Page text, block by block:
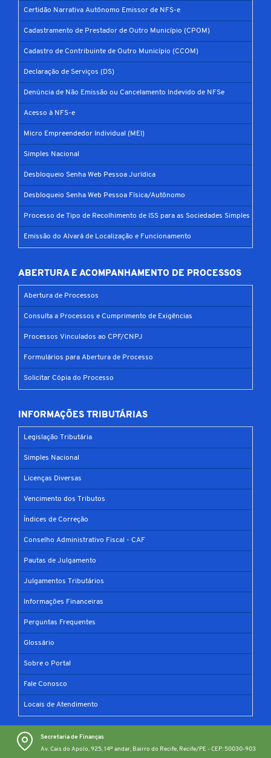
Certidão Narrativa Autônomo Emissor de NFS-e
Cadastramento de Prestador de Outro Município (CPOM)
Cadastro de Contribuinte de Outro Município (CCOM)
Declaração de Serviços (DS)
Denúncia de Não Emissão ou Cancelamento Indevido de NFSe
Acesso à NFS-e
Micro Empreendedor Individual (MEI)
Simples Nacional
Desbloqueio Senha Web Pessoa Jurídica
Desbloqueio Senha Web Pessoa Física/Autônomo
Processo de Tipo de Recolhimento de ISS para as Sociedades Simples
Emissão do Alvará de Localização e Funcionamento
ABERTURA E ACOMPANHAMENTO DE PROCESSOS
Abertura de Processos
Consulta a Processos e Cumprimento de Exigências
Processos Vinculados ao CPF/CNPJ
Formulários para Abertura de Processo
Solicitar Cópia do Processo
INFORMAÇÕES TRIBUTÁRIAS
Legislação Tributária
Simples Nacional
Licenças Diversas
Vencimento dos Tributos
Índices de Correção
Conselho Administrativo Fiscal - CAF
Pautas de Julgamento
Julgamentos Tributários
Informações Financeiras
Perguntas Frequentes
Glossário
Sobre o Portal
Fale Conosco
Locais de Atendimento
Secretaria de Finanças
Av. Cais do Apolo, 925, 14º andar, Bairro do Recife, Recife/PE - CEP: 50030-903